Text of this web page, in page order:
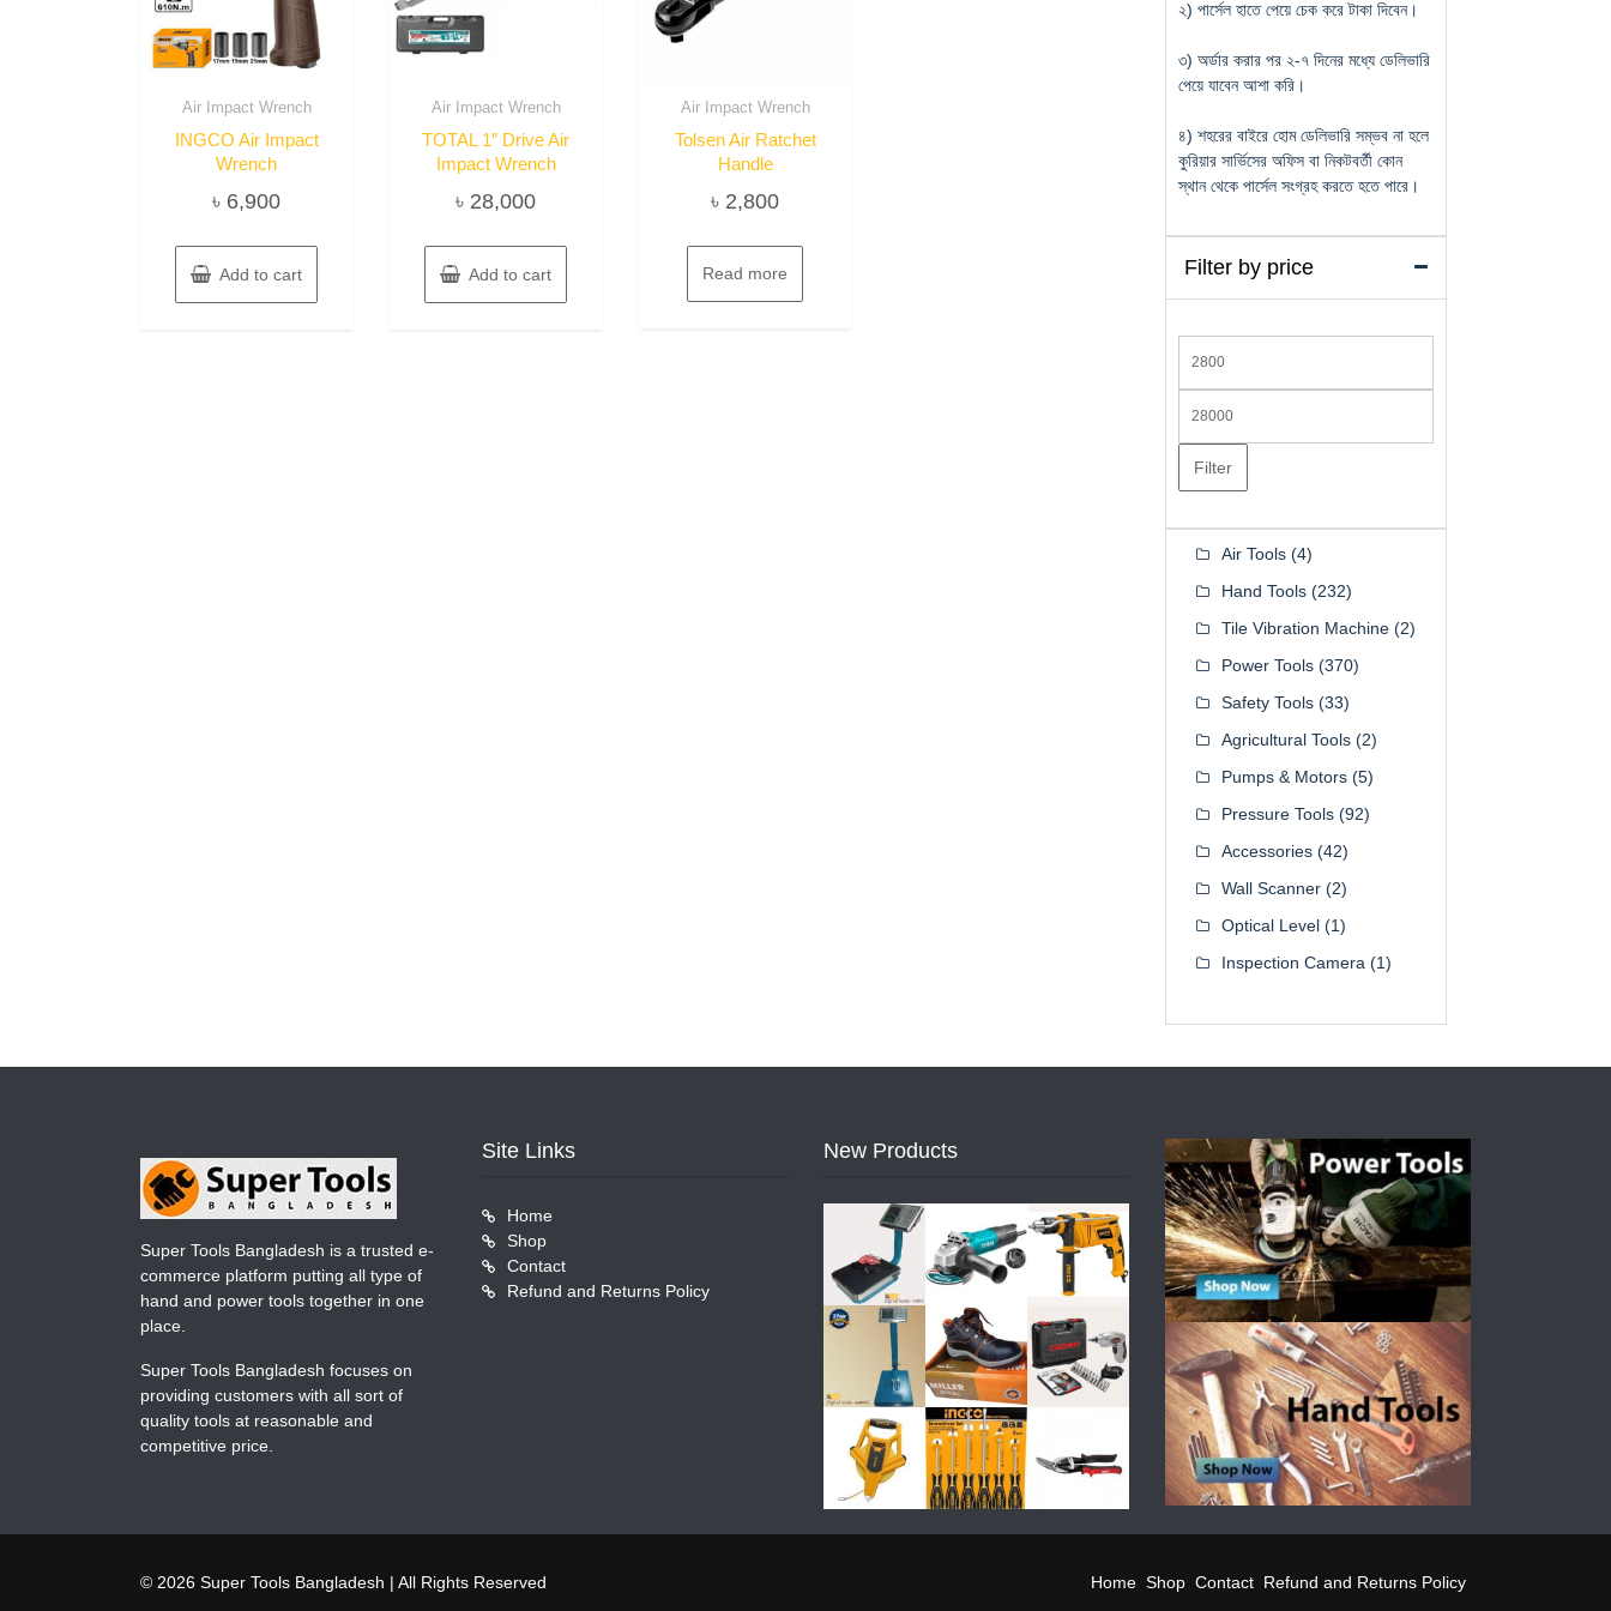
Air Impact Wrench
INGCO Air Impact
Wrench
৳ 6,900
Add to cart
Air Impact Wrench
TOTAL 1″ Drive Air
Impact Wrench
৳ 28,000
Add to cart
Air Impact Wrench
Tolsen Air Ratchet
Handle
৳ 2,800
Read more
২) পার্সেল হাতে পেয়ে চেক করে টাকা দিবেন।
৩) অর্ডার করার পর ২-৭ দিনের মধ্যে ডেলিভারি
পেয়ে যাবেন আশা করি।
৪) শহরের বাইরে হোম ডেলিভারি সম্ভব না হলে
কুরিয়ার সার্ভিসের অফিস বা নিকটবর্তী কোন
স্থান থেকে পার্সেল সংগ্রহ করতে হতে পারে।
Filter by price
price
price
Filter
Air Tools (4)
Hand Tools (232)
Tile Vibration Machine (2)
Power Tools (370)
Safety Tools (33)
Agricultural Tools (2)
Pumps & Motors (5)
Pressure Tools (92)
Accessories (42)
Wall Scanner (2)
Optical Level (1)
Inspection Camera (1)
Super Tools Bangladesh is a trusted e-
commerce platform putting all type of
hand and power tools together in one
place.
Super Tools Bangladesh focuses on
providing customers with all sort of
quality tools at reasonable and
competitive price.
Site Links
Home
Shop
Contact
Refund and Returns Policy
New Products
© 2026 Super Tools Bangladesh | All Rights Reserved Home Shop Contact Refund and Returns Policy